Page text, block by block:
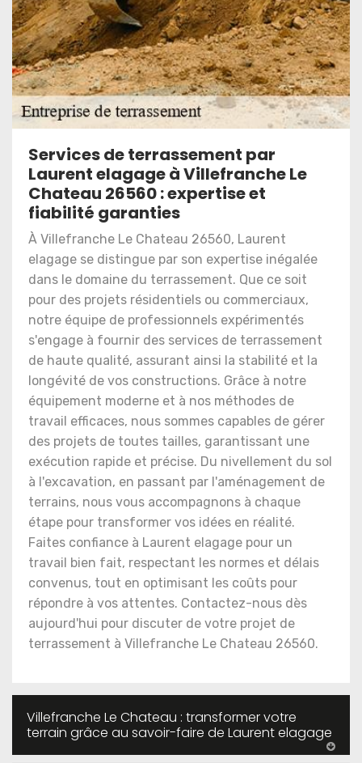
Services de terrassement par
Laurent elagage à Villefranche Le
Chateau 26560 : expertise et
fiabilité garanties
À Villefranche Le Chateau 26560, Laurent
elagage se distingue par son expertise inégalée
dans le domaine du terrassement. Que ce soit
pour des projets résidentiels ou commerciaux,
notre équipe de professionnels expérimentés
s'engage à fournir des services de terrassement
de haute qualité, assurant ainsi la stabilité et la
longévité de vos constructions. Grâce à notre
équipement moderne et à nos méthodes de
travail efficaces, nous sommes capables de gérer
des projets de toutes tailles, garantissant une
exécution rapide et précise. Du nivellement du sol
à l'excavation, en passant par l'aménagement de
terrains, nous vous accompagnons à chaque
étape pour transformer vos idées en réalité.
Faites confiance à Laurent elagage pour un
travail bien fait, respectant les normes et délais
convenus, tout en optimisant les coûts pour
répondre à vos attentes. Contactez-nous dès
aujourd'hui pour discuter de votre projet de
terrassement à Villefranche Le Chateau 26560.
Villefranche Le Chateau : transformer votre
terrain grâce au savoir-faire de Laurent elagage